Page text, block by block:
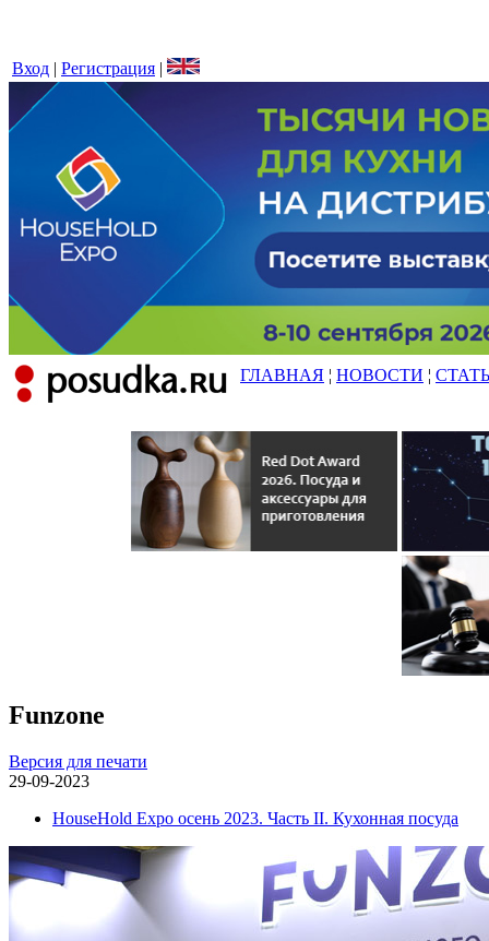
Вход | Регистрация |
ГЛАВНАЯ ¦ НОВОСТИ ¦
Funzone
Версия для печати
29-09-2023
HouseHold Expo осень 2023. Часть II. Кухонная посуда